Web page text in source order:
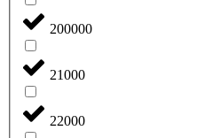
200000
21000
22000